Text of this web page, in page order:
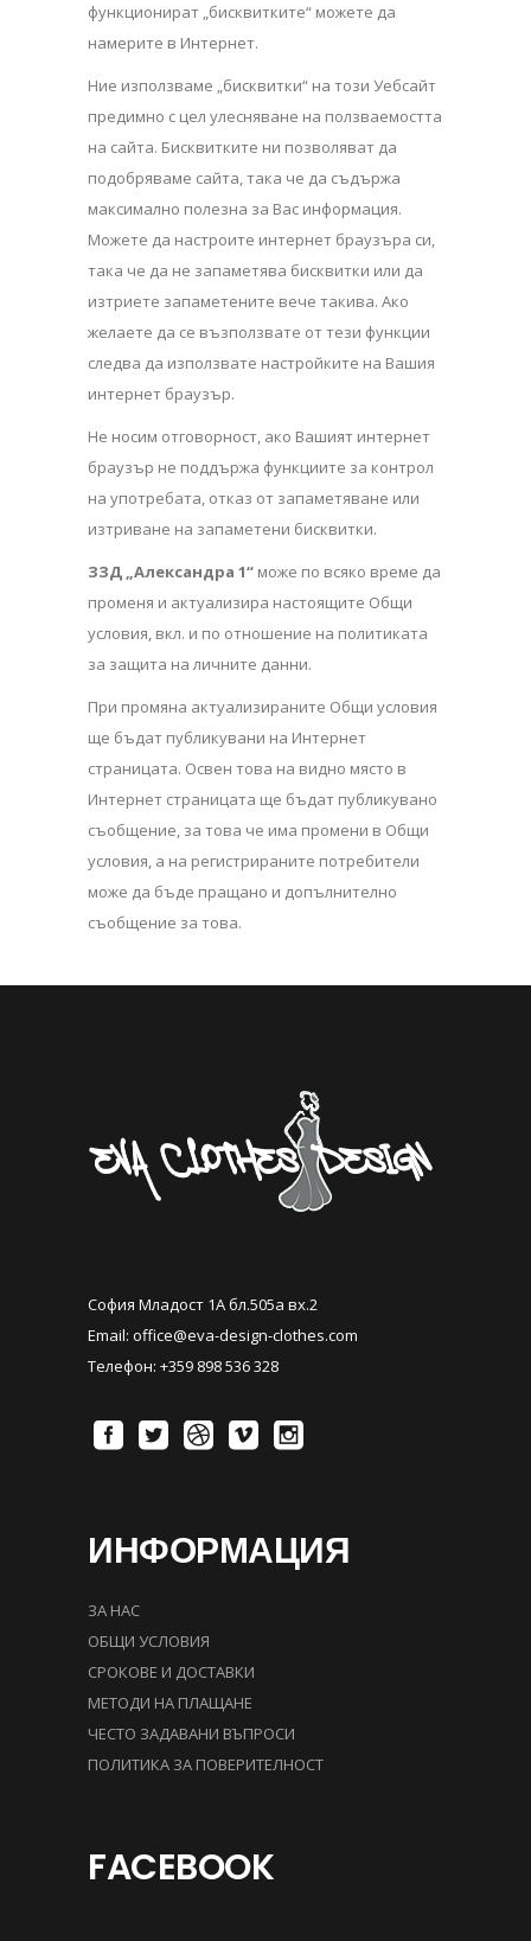
функционират „бисквитките“ можете да
намерите в Интернет.
Ние използваме „бисквитки“ на този Уебсайт
предимно с цел улесняване на ползваемостта
на сайта. Бисквитките ни позволяват да
подобряваме сайта, така че да съдържа
максимално полезна за Вас информация.
Можете да настроите интернет браузъра си,
така че да не запаметява бисквитки или да
изтриете запаметените вече такива. Ако
желаете да се възползвате от тези функции
следва да използвате настройките на Вашия
интернет браузър.
Не носим отговорност, ако Вашият интернет
браузър не поддържа функциите за контрол
на употребата, отказ от запаметяване или
изтриване на запаметени бисквитки.
ЗЗД „Александра 1“ може по всяко време да
променя и актуализира настоящите Общи
условия, вкл. и по отношение на политиката
за защита на личните данни.
При промяна актуализираните Общи условия
ще бъдат публикувани на Интернет
страницата. Освен това на видно място в
Интернет страницата ще бъдат публикувано
съобщение, за това че има промени в Общи
условия, а на регистрираните потребители
може да бъде пращано и допълнително
съобщение за това.
София Младост 1А бл.505а вх.2
Email: office@eva-design-clothes.com
Телефон: +359 898 536 328
ИНФОРМАЦИЯ
ЗА НАС
ОБЩИ УСЛОВИЯ
СРОКОВЕ И ДОСТАВКИ
МЕТОДИ НА ПЛАЩАНЕ
ЧЕСТО ЗАДАВАНИ ВЪПРОСИ
ПОЛИТИКА ЗА ПОВЕРИТЕЛНОСТ
FACEBOOK